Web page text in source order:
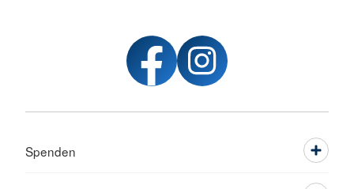
Spenden